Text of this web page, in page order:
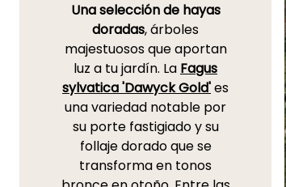
Una selección de hayas
doradas, árboles
majestuosos que aportan
luz a tu jardín. La Fagus
sylvatica 'Dawyck Gold'es
una variedad notable por
su porte fastigiado y su
follaje dorado que se
transforma en tonos